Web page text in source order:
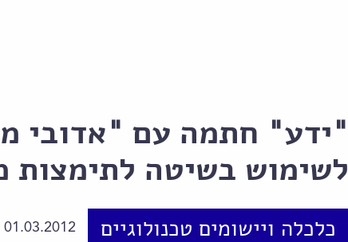
"ידע" חתמה עם "אדובי
לשימוש בשיטה לתימצות
כלכלה ויישומים טכנולוגיים 01.03.2012